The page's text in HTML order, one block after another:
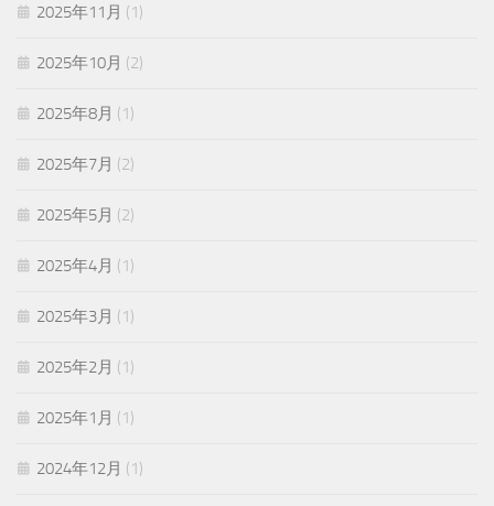
2025年11月 (1)
2025年10月 (2)
2025年8月 (1)
2025年7月 (2)
2025年5月 (2)
2025年4月 (1)
2025年3月 (1)
2025年2月 (1)
2025年1月 (1)
2024年12月 (1)